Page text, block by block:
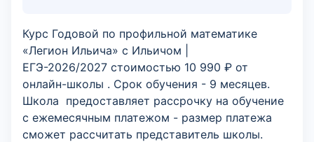
Курс Годовой по профильной математике
«Легион Ильича» с Ильичом |
ЕГЭ-2026/2027 стоимостью 10 990 ₽ от
онлайн-школы . Срок обучения - 9 месяцев.
Школа предоставляет рассрочку на обучение
с ежемесячным платежом - размер платежа
сможет рассчитать представитель школы.